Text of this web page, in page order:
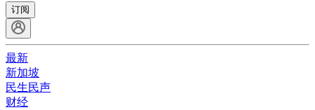
订阅
最新
新加坡
民生民声
财经